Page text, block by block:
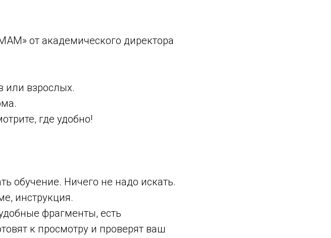
от академического директора
или взрослых.
где удобно!
обучение. Ничего не надо искать.
инструкция.
фрагменты, есть
к просмотру и проверят ваш